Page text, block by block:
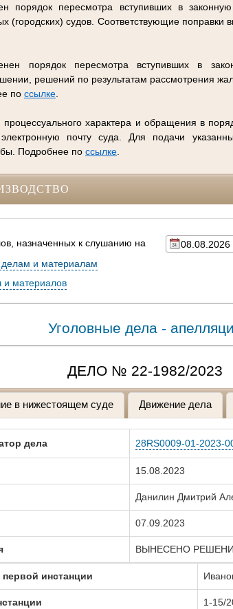
пересмотра вступивших в
(городских) судов. Соответствующие
порядок пересмотра вступивших в
решений по результатам рассмотрения
по ссылке.
характера и обращения в
почту суда. Для подачи
Подробнее по ссылке.
назначенных к слушанию на
и материалам
и материалов
Уголовные дела -
ДЕЛО № 22-1982/2023
в нижестоящем суде Движение дела
дела 28RS0009-01-2023-
15.08.2023
Данилин Дмитрий
07.09.2023
ВЫНЕСЕНО
инстанции
1-15/